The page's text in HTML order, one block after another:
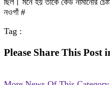
ছিল। মনে হয় তাকে কেউ নামানোর
নওগাঁ #
Tag :
Please Share This Post